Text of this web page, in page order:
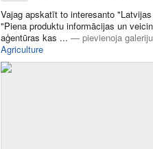
Vajag apskatīt to interesanto
"Piena produktu informācijas un
aģentūras kas ... — pievienoja galeriju
Agriculture